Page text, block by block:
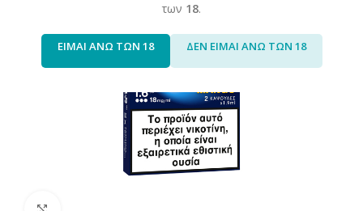
των 18.
ΕΙΜΑΙ ΑΝΩ ΤΩΝ 18 ΔΕΝ ΕΙΜΑΙ ΑΝΩ ΤΩΝ 18